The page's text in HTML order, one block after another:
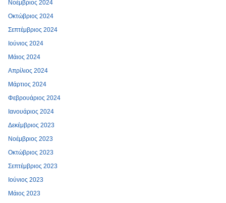
Νοέμβριος 2024
Οκτώβριος 2024
Σεπτέμβριος 2024
Ιούνιος 2024
Μάιος 2024
Απρίλιος 2024
Μάρτιος 2024
Φεβρουάριος 2024
Ιανουάριος 2024
Δεκέμβριος 2023
Νοέμβριος 2023
Οκτώβριος 2023
Σεπτέμβριος 2023
Ιούνιος 2023
Μάιος 2023